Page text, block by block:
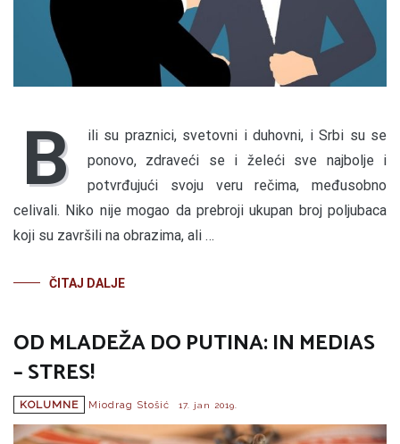
B
ili su praznici, svetovni i duhovni, i Srbi su se
ponovo, zdraveći se i želeći sve najbolje i
potvrđujući svoju veru rečima, međusobno
celivali. Niko nije mogao da prebroji ukupan broj poljubaca
koji su završili na obrazima, ali …
ČITAJ DALJE
OD MLADEŽA DO PUTINA: IN MEDIAS
– STRES!
KOLUMNE Miodrag Stošić 17. jan 2019.